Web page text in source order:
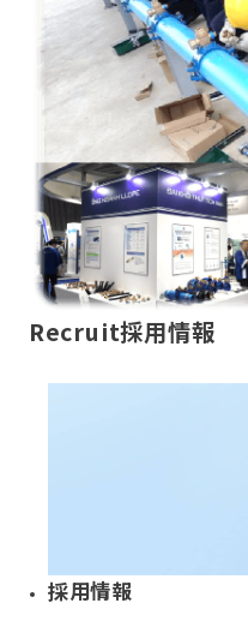
Recruit採用情報
採用情報